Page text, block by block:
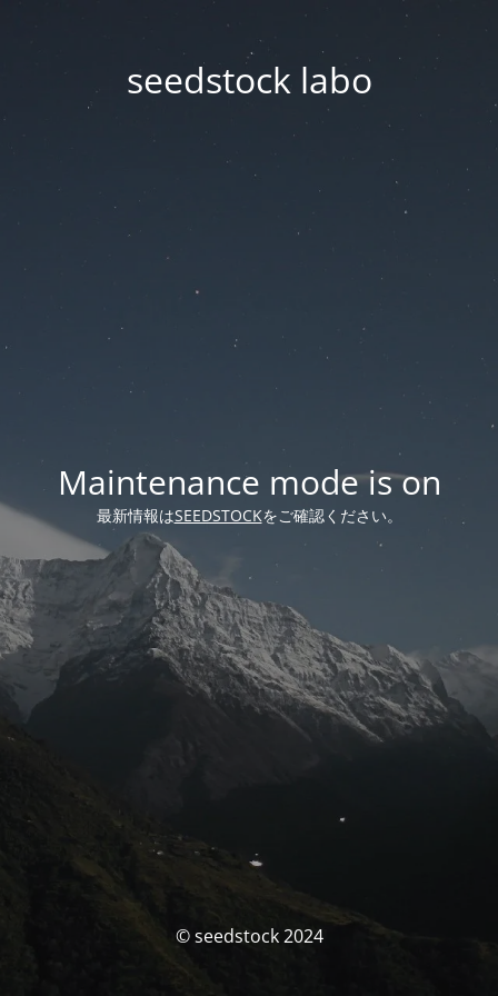
seedstock labo
Maintenance mode is on
最新情報はSEEDSTOCKをご確認ください。
© seedstock 2024